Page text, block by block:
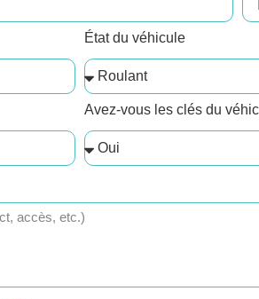
État du véhicule
Avez-vous les clés du